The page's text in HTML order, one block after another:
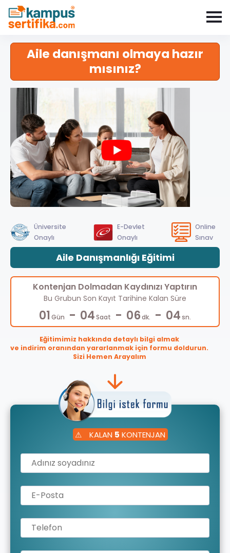
Aile danışmanı olmaya hazır
mısınız?
Üniversite
Onaylı
E-Devlet
Onaylı
Online
Sınav
Aile Danışmanlığı Eğitimi
Kontenjan Dolmadan Kaydınızı Yaptırın
Bu Grubun Son Kayıt Tarihine Kalan Süre
01 Gün - 04Saat - 06dk. - 04sn.
Eğitimimiz hakkında detaylı bilgi almak
ve indirim oranından yararlanmak için formu doldurun.
Sizi Hemen Arayalım
⚠ KALAN 5 KONTENJAN